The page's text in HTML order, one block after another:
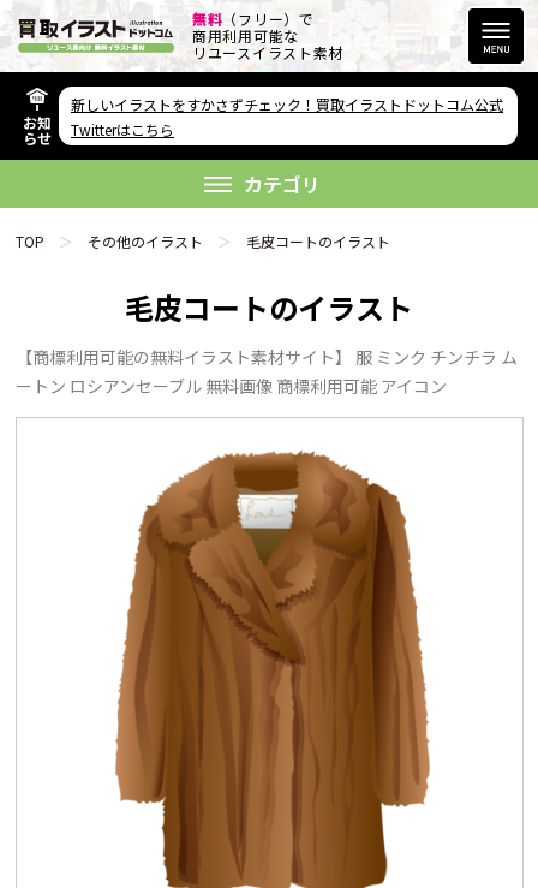
無料 （フリー）で
商用利用可能な
リユースイラスト素材
欲しい素材が無い方へ
リンクをコピー
FAQ
利用規約
プライバシーポリシー
私たちについて
お問い合わせ
お知
らせ
新しいイラストをすかさずチェック！買取イラストドットコム公式
Twitterはこちら
カテゴリ
TOP その他のイラスト 毛皮コートのイラスト
毛皮コートのイラスト
【商標利用可能の無料イラスト素材サイト】 服 ミンク チンチラ ム
ートン ロシアンセーブル 無料画像 商標利用可能 アイコン